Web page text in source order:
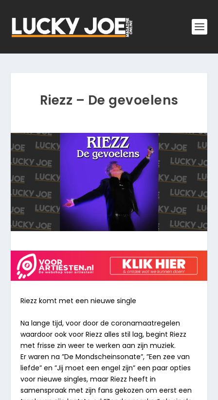
Riezz – De gevoelens
Riezz komt met een nieuwe single
Na lange tijd, voor door de coronamaatregelen
waardoor ook voor Riezz alles stil lag, begint Riezz
met frisse zin weer te werken aan zijn muziek.
Er waren na ”De Mondscheinsonate”, ”Een zee van
liefde” en ”Jij moet een engel zijn” een paar opties
voor nieuwe singles, maar Riezz heeft in
samenspraak met zijn fans gekozen om eerst een